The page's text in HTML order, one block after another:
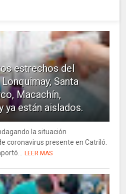
estrechos del
Santa
Macachín,
ya están aislados.
la situación
coronavirus presente en Catriló.
LEER MAS